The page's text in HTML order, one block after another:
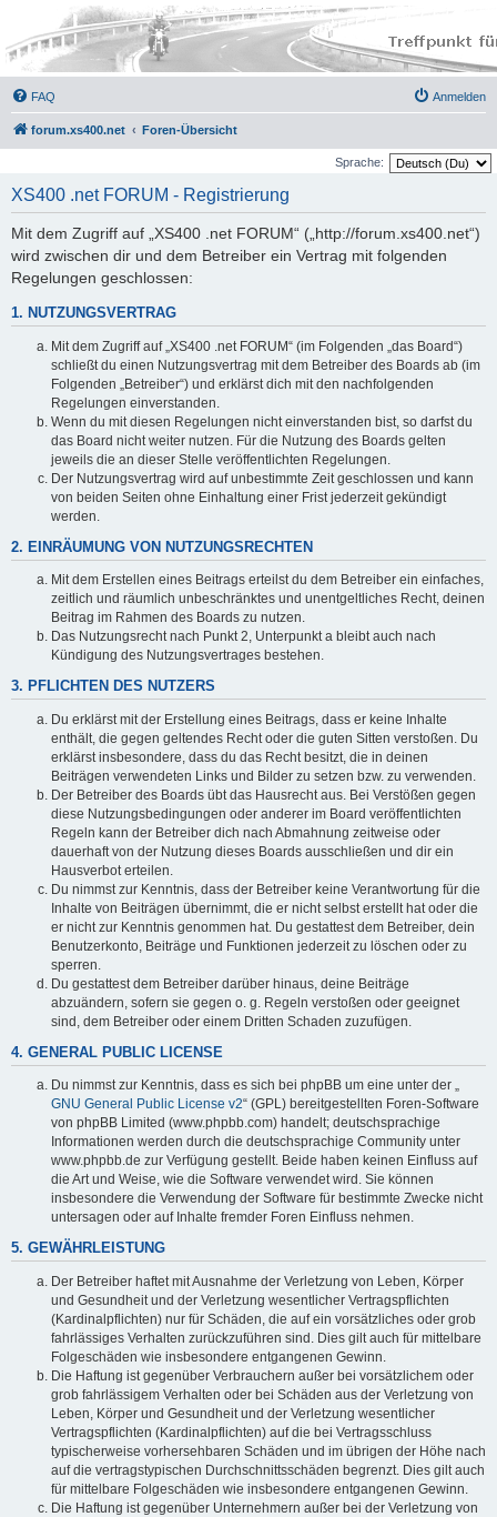
FAQ Anmelden
forum.xs400.net Foren-Übersicht
Sprache:
XS400 .net FORUM - Registrierung
Mit dem Zugriff auf „XS400 .net FORUM“ („http://forum.xs400.net“)
wird zwischen dir und dem Betreiber ein Vertrag mit folgenden
Regelungen geschlossen:
1. NUTZUNGSVERTRAG
Mit dem Zugriff auf „XS400 .net FORUM“ (im Folgenden „das Board“)
schließt du einen Nutzungsvertrag mit dem Betreiber des Boards ab (im
Folgenden „Betreiber“) und erklärst dich mit den nachfolgenden
Regelungen einverstanden.
Wenn du mit diesen Regelungen nicht einverstanden bist, so darfst du
das Board nicht weiter nutzen. Für die Nutzung des Boards gelten
jeweils die an dieser Stelle veröffentlichten Regelungen.
Der Nutzungsvertrag wird auf unbestimmte Zeit geschlossen und kann
von beiden Seiten ohne Einhaltung einer Frist jederzeit gekündigt
werden.
2. EINRÄUMUNG VON NUTZUNGSRECHTEN
Mit dem Erstellen eines Beitrags erteilst du dem Betreiber ein einfaches,
zeitlich und räumlich unbeschränktes und unentgeltliches Recht, deinen
Beitrag im Rahmen des Boards zu nutzen.
Das Nutzungsrecht nach Punkt 2, Unterpunkt a bleibt auch nach
Kündigung des Nutzungsvertrages bestehen.
3. PFLICHTEN DES NUTZERS
Du erklärst mit der Erstellung eines Beitrags, dass er keine Inhalte
enthält, die gegen geltendes Recht oder die guten Sitten verstoßen. Du
erklärst insbesondere, dass du das Recht besitzt, die in deinen
Beiträgen verwendeten Links und Bilder zu setzen bzw. zu verwenden.
Der Betreiber des Boards übt das Hausrecht aus. Bei Verstößen gegen
diese Nutzungsbedingungen oder anderer im Board veröffentlichten
Regeln kann der Betreiber dich nach Abmahnung zeitweise oder
dauerhaft von der Nutzung dieses Boards ausschließen und dir ein
Hausverbot erteilen.
Du nimmst zur Kenntnis, dass der Betreiber keine Verantwortung für die
Inhalte von Beiträgen übernimmt, die er nicht selbst erstellt hat oder die
er nicht zur Kenntnis genommen hat. Du gestattest dem Betreiber, dein
Benutzerkonto, Beiträge und Funktionen jederzeit zu löschen oder zu
sperren.
Du gestattest dem Betreiber darüber hinaus, deine Beiträge
abzuändern, sofern sie gegen o. g. Regeln verstoßen oder geeignet
sind, dem Betreiber oder einem Dritten Schaden zuzufügen.
4. GENERAL PUBLIC LICENSE
Du nimmst zur Kenntnis, dass es sich bei phpBB um eine unter der „
GNU General Public License v2“ (GPL) bereitgestellten Foren-Software
von phpBB Limited (www.phpbb.com) handelt; deutschsprachige
Informationen werden durch die deutschsprachige Community unter
www.phpbb.de zur Verfügung gestellt. Beide haben keinen Einfluss auf
die Art und Weise, wie die Software verwendet wird. Sie können
insbesondere die Verwendung der Software für bestimmte Zwecke nicht
untersagen oder auf Inhalte fremder Foren Einfluss nehmen.
5. GEWÄHRLEISTUNG
Der Betreiber haftet mit Ausnahme der Verletzung von Leben, Körper
und Gesundheit und der Verletzung wesentlicher Vertragspflichten
(Kardinalpflichten) nur für Schäden, die auf ein vorsätzliches oder grob
fahrlässiges Verhalten zurückzuführen sind. Dies gilt auch für mittelbare
Folgeschäden wie insbesondere entgangenen Gewinn.
Die Haftung ist gegenüber Verbrauchern außer bei vorsätzlichem oder
grob fahrlässigem Verhalten oder bei Schäden aus der Verletzung von
Leben, Körper und Gesundheit und der Verletzung wesentlicher
Vertragspflichten (Kardinalpflichten) auf die bei Vertragsschluss
typischerweise vorhersehbaren Schäden und im übrigen der Höhe nach
auf die vertragstypischen Durchschnittsschäden begrenzt. Dies gilt auch
für mittelbare Folgeschäden wie insbesondere entgangenen Gewinn.
Die Haftung ist gegenüber Unternehmern außer bei der Verletzung von